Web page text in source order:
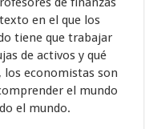
en el que los
tiene que trabajar
de activos y qué
los economistas son
el mundo
el mundo.